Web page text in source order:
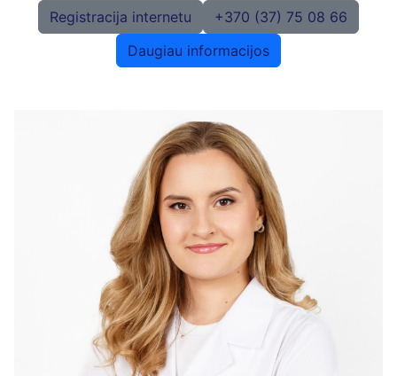
Registracija internetu
+370 (37) 75 08 66
Daugiau informacijos